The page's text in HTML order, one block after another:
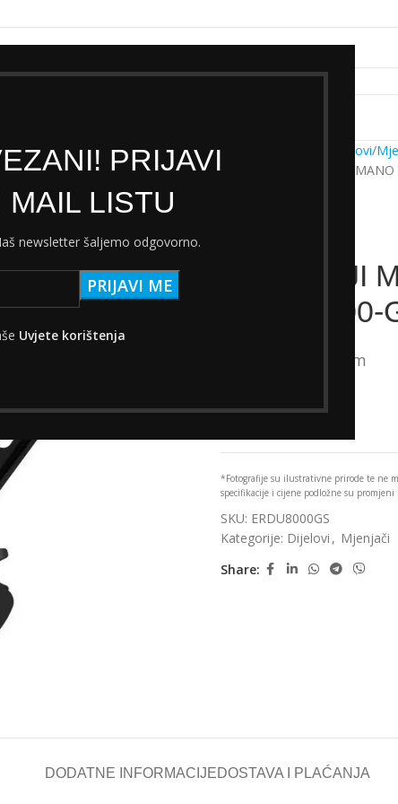
PRIJAVI
LISTU
newsletter šaljemo odgovorno.
Uvjete korištenja
Početna Dijelovi
STRAŽNJI MJENJAČ
STRAŽNJI
RD-
s PDV-om
*Fotografije su ilustrativne prirode te ne
specifikacije i cijene podložne su
SKU: ERDU8000GS
Kategorije: Dijelovi , Mjenjači
Share:
DODATNE INFORMACIJEDOSTAVA I PLAĆANJA